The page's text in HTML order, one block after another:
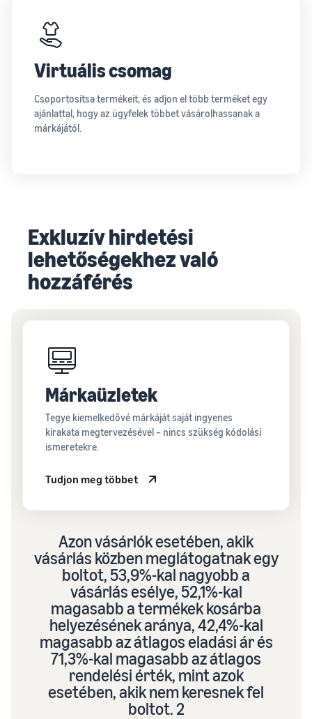
Virtuális csomag
Csoportosítsa termékeit, és adjon el több terméket egy
ajánlattal, hogy az ügyfelek többet vásárolhassanak a
márkájától.
Exkluzív hirdetési
lehetőségekhez való
hozzáférés
Márkaüzletek
Tegye kiemelkedővé márkáját saját ingyenes
kirakata megtervezésével – nincs szükség kódolási
ismeretekre.
Tudjon meg többet
Azon vásárlók esetében, akik
vásárlás közben meglátogatnak egy
boltot, 53,9%-kal nagyobb a
vásárlás esélye, 52,1%-kal
magasabb a termékek kosárba
helyezésének aránya, 42,4%-kal
magasabb az átlagos eladási ár és
71,3%-kal magasabb az átlagos
rendelési érték, mint azok
esetében, akik nem keresnek fel
boltot. 2